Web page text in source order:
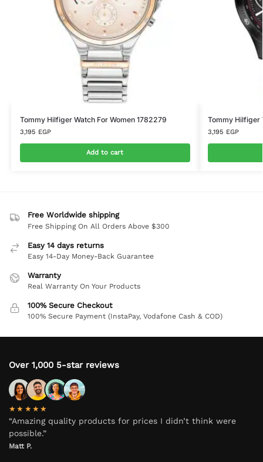
Tommy Hilfiger Watch For Women 1782279
3,195 EGP
Add to cart
Tommy Hilfiger
3,195 EGP
Free Worldwide shipping
Free Shipping On All Orders Above $300
Easy 14 days returns
Easy 14-Day Money-Back Guarantee
Warranty
Real Warranty On Your Products
100% Secure Checkout
100% Secure Payment (InstaPay, Vodafone Cash & COD)
Over 1,000 5-star reviews
★★★★★
“Amazing quality products for prices I didn’t think were
possible.”
Matt P.